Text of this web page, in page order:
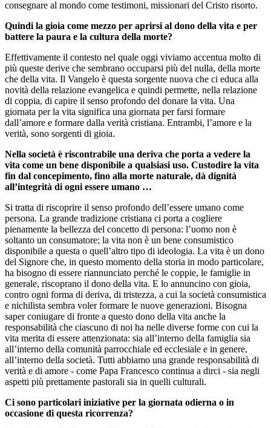
consegnare al mondo come testimoni, missionari del Cristo risorto.
Quindi la gioia come mezzo per aprirsi al dono della vita e per
battere la paura e la cultura della morte?
Effettivamente il contesto nel quale oggi viviamo accentua molto di
più queste derive che sembrano occuparsi più del nulla, della morte
che della vita. Il Vangelo è questa sorgente nuova che ci educa alla
novità della relazione evangelica e quindi permette, nella relazione
di coppia, di capire il senso profondo del donare la vita. Una
giornata per la vita significa una giornata per farsi formare
dall’amore e formare dalla verità cristiana. Entrambi, l’amore e la
verità, sono sorgenti di gioia.
Nella società è riscontrabile una deriva che porta a vedere la
vita come un bene disponibile a qualsiasi uso. Custodire la vita
fin dal concepimento, fino alla morte naturale, dà dignità
all’integrità di ogni essere umano …
Si tratta di riscoprire il senso profondo dell’essere umano come
persona. La grande tradizione cristiana ci porta a cogliere
pienamente la bellezza del concetto di persona: l’uomo non è
soltanto un consumatore; la vita non è un bene consumistico
disponibile a questa o quell’altro tipo di ideologia. La vita è un dono
del Signore che, in questo momento della storia in modo particolare,
ha bisogno di essere riannunciato perché le coppie, le famiglie in
generale, riscoprano il dono della vita. E lo annuncino con gioia,
contro ogni forma di deriva, di tristezza, a cui la società consumistica
e nichilista sembra voler formare le nuove generazioni. Bisogna
saper coniugare di fronte a questo dono della vita anche la
responsabilità che ciascuno di noi ha nelle diverse forme con cui la
vita merita di essere attenzionata: sia all’interno della famiglia sia
all’interno della comunità parrocchiale ed ecclesiale e in genere,
all’interno della società. Tutti abbiamo una grande responsabilità di
verità e di amore - come Papa Francesco continua a dirci - sia negli
aspetti più prettamente pastorali sia in quelli culturali.
Ci sono particolari iniziative per la giornata odierna o in
occasione di questa ricorrenza?